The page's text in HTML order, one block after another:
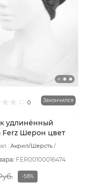
0 Закончился
удлинённый
Ferz Шерон цвет
красный
: Акрил/Шерсть
FER00100016474
-58%